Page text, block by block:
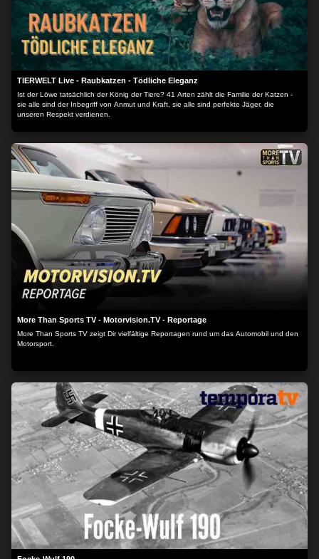
TIERWELT Live - Raubkatzen - Tödliche Eleganz
Ist der Löwe tatsächlich der König der Tiere? 41 Arten zählt die Familie der Katzen -
sie alle sind der Inbegriff von Anmut und Kraft, sie alle sind perfekte Jäger, die
unseren Respekt verdienen.
More Than Sports TV - Motorvision.TV - Reportage
More Than Sports TV zeigt Dir vielfältige Reportagen rund um das Automobil und den
Motorsport.